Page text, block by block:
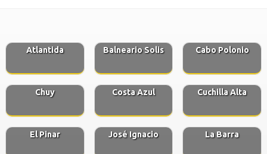
Atlantida Balneario Solis Cabo Polonio
Chuy Costa Azul Cuchilla Alta
El Pinar José Ignacio La Barra